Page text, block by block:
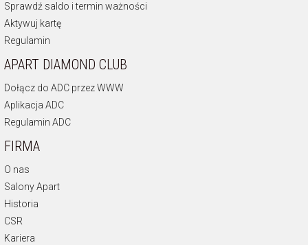
Sprawdź saldo i termin ważności
Aktywuj kartę
Regulamin
APART DIAMOND CLUB
Dołącz do ADC przez WWW
Aplikacja ADC
Regulamin ADC
FIRMA
O nas
Salony Apart
Historia
CSR
Kariera